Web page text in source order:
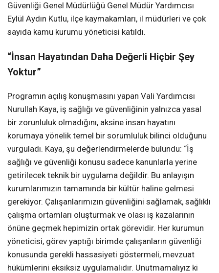
Güvenliği Genel Müdürlüğü Genel Müdür Yardımcısı
Eylül Aydın Kutlu, ilçe kaymakamları, il müdürleri ve çok
sayıda kamu kurumu yöneticisi katıldı.
“İnsan Hayatından Daha Değerli Hiçbir Şey
Yoktur”
Programın açılış konuşmasını yapan Vali Yardımcısı
Nurullah Kaya, iş sağlığı ve güvenliğinin yalnızca yasal
bir zorunluluk olmadığını, aksine insan hayatını
korumaya yönelik temel bir sorumluluk bilinci olduğunu
vurguladı. Kaya, şu değerlendirmelerde bulundu: “İş
sağlığı ve güvenliği konusu sadece kanunlarla yerine
getirilecek teknik bir uygulama değildir. Bu anlayışın
kurumlarımızın tamamında bir kültür haline gelmesi
gerekiyor. Çalışanlarımızın güvenliğini sağlamak, sağlıklı
çalışma ortamları oluşturmak ve olası iş kazalarının
önüne geçmek hepimizin ortak görevidir. Her kurumun
yöneticisi, görev yaptığı birimde çalışanların güvenliği
konusunda gerekli hassasiyeti göstermeli, mevzuat
hükümlerini eksiksiz uygulamalıdır. Unutmamalıyız ki